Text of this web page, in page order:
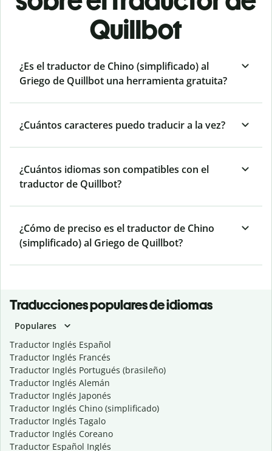
Quillbot
¿Es el traductor de Chino (simplificado) al
Griego de Quillbot una herramienta gratuita?
¿Cuántos caracteres puedo traducir a la vez?
¿Cuántos idiomas son compatibles con el
traductor de Quillbot?
¿Cómo de preciso es el traductor de Chino
(simplificado) al Griego de Quillbot?
Traducciones populares de idiomas
Populares
Traductor Inglés Español
Traductor Inglés Francés
Traductor Inglés Portugués (brasileño)
Traductor Inglés Alemán
Traductor Inglés Japonés
Traductor Inglés Chino (simplificado)
Traductor Inglés Tagalo
Traductor Inglés Coreano
Traductor Español Inglés